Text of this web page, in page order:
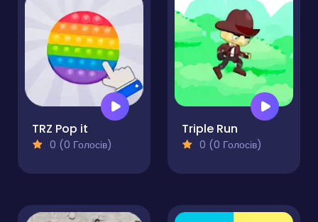
TRZ Pop it
0 (0 Голосів)
Triple Run
0 (0 Голосів)